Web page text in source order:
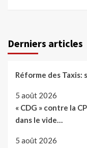
Derniers articles
Réforme des Taxis:
5 août 2026
« CDG » contre la
dans le vide…
5 août 2026